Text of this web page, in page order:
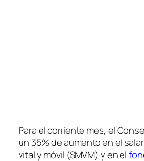
Para el corriente mes, el
un 35% de aumento en el
vital y móvil (SMVM) y en el